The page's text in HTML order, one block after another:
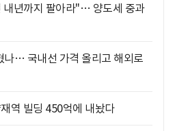
내년까지 팔아라"… 양도세 중과
나… 국내선 가격 올리고 해외로
역 빌딩 450억에 내놨다